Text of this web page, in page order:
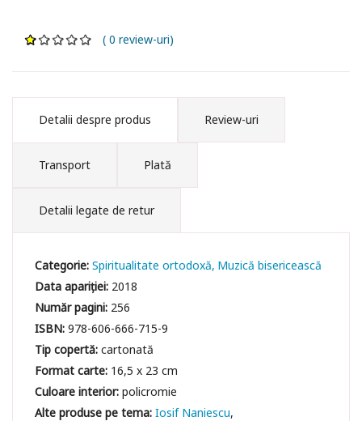
( 0 review-uri)
Detalii despre produs Review-uri
Transport Plată
Detalii legate de retur
Categorie:Spiritualitate ortodoxă Muzică bisericească
Data apariției: 2018
Număr pagini: 256
ISBN:978-606-666-715-9
Tip copertă:cartonată
Format carte: 16,5 x 23 cm
Culoare interior:policromie
Iosif Naniescu